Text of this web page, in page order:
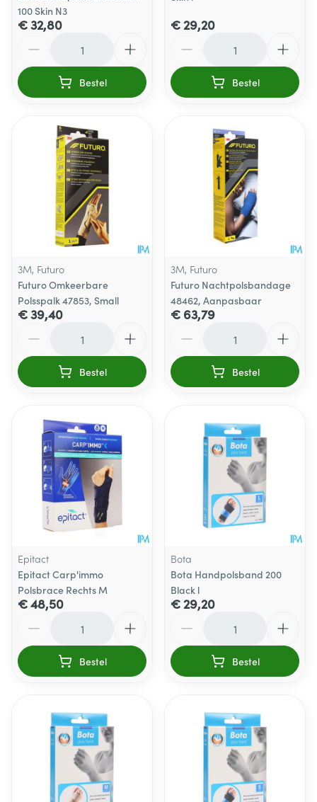
100 Skin N3
€ 32,80
Bestel
€ 29,20
Bestel
3M, Futuro
Futuro Omkeerbare
Polsspalk 47853, Small
€ 39,40
Bestel
3M, Futuro
Futuro Nachtpolsbandage
48462, Aanpasbaar
€ 63,79
Bestel
Epitact
Epitact Carp'immo
Polsbrace Rechts M
€ 48,50
Bestel
Bota
Bota Handpolsband 200
Black l
€ 29,20
Bestel